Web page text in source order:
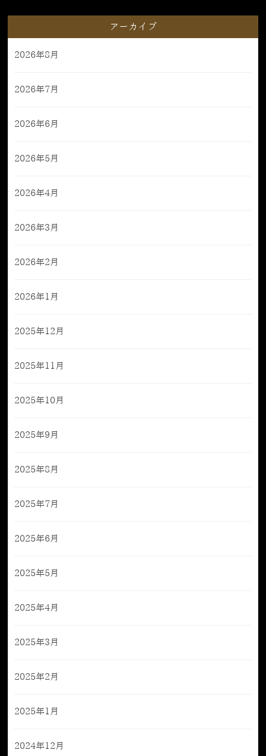
アーカイブ
2026年8月
2026年7月
2026年6月
2026年5月
2026年4月
2026年3月
2026年2月
2026年1月
2025年12月
2025年11月
2025年10月
2025年9月
2025年8月
2025年7月
2025年6月
2025年5月
2025年4月
2025年3月
2025年2月
2025年1月
2024年12月